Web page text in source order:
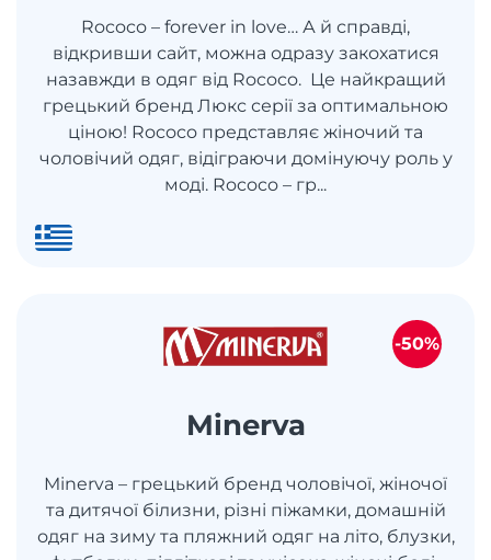
Rococo – forever in love… А й справді,
відкривши сайт, можна одразу закохатися
назавжди в одяг від Rococo. Це найкращий
грецький бренд Люкс серії за оптимальною
ціною! Rococo представляє жіночий та
чоловічий одяг, відіграючи домінуючу роль у
моді. Rococo – гр...
Minerva
Minerva – грецький бренд чоловічої, жіночої
та дитячої білизни, різні піжамки, домашній
одяг на зиму та пляжний одяг на літо, блузки,
-50%